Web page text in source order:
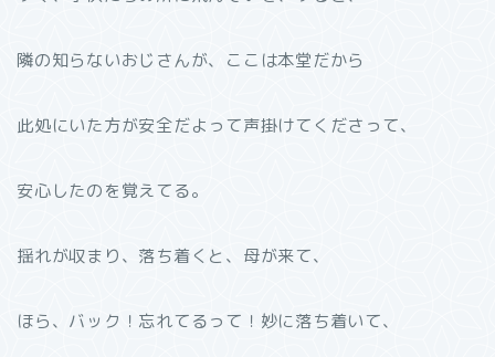
隣の知らないおじさんが、ここは本堂だから
此処にいた方が安全だよって声掛けてくださって、
安心したのを覚えてる。
揺れが収まり、落ち着くと、母が来て、
ほら、バック！忘れてるって！妙に落ち着いて、